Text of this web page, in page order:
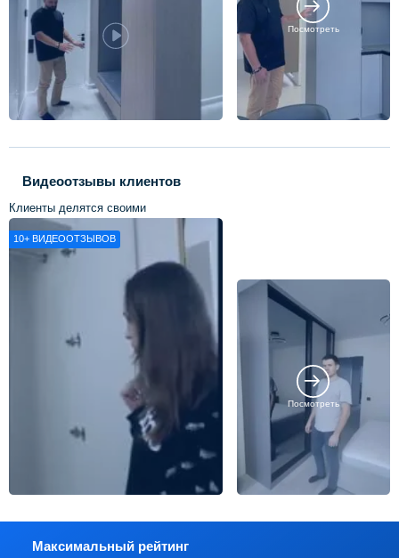
Посмотреть
Видеоотзывы клиентов
Клиенты делятся своими
впечатлениями о нашей работе
10+ ВИДЕООТЗЫВОВ
Посмотреть
Максимальный рейтинг